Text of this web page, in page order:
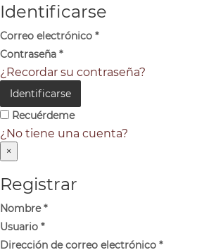
Identificarse
Correo electrónico *
Contraseña *
¿Recordar su contraseña?
Identificarse
Recuérdeme
¿No tiene una cuenta?
×
Registrar
Nombre*
Usuario *
Dirección de correo electrónico *